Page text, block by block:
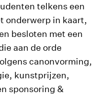
telkens een
onderwerp in kaart,
besloten met een
aan de orde
canonvorming,
kunstprijzen,
sponsoring &